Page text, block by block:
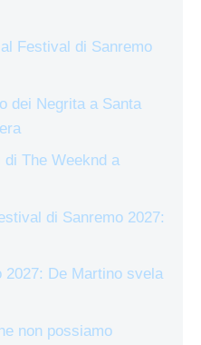
Festival di Sanremo
dei Negrita a Santa
The Weeknd a
di Sanremo 2027:
2027: De Martino svela
non possiamo